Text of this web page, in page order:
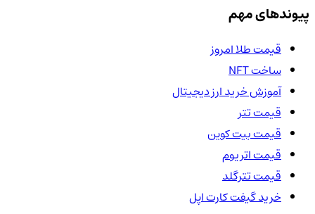
پیوندهای مهم
قیمت طلا امروز
ساخت NFT
آموزش خرید ارز دیجیتال
قیمت تتر
قیمت بیت کوین
قیمت اتریوم
قیمت تترگلد
خرید گیفت کارت اپل